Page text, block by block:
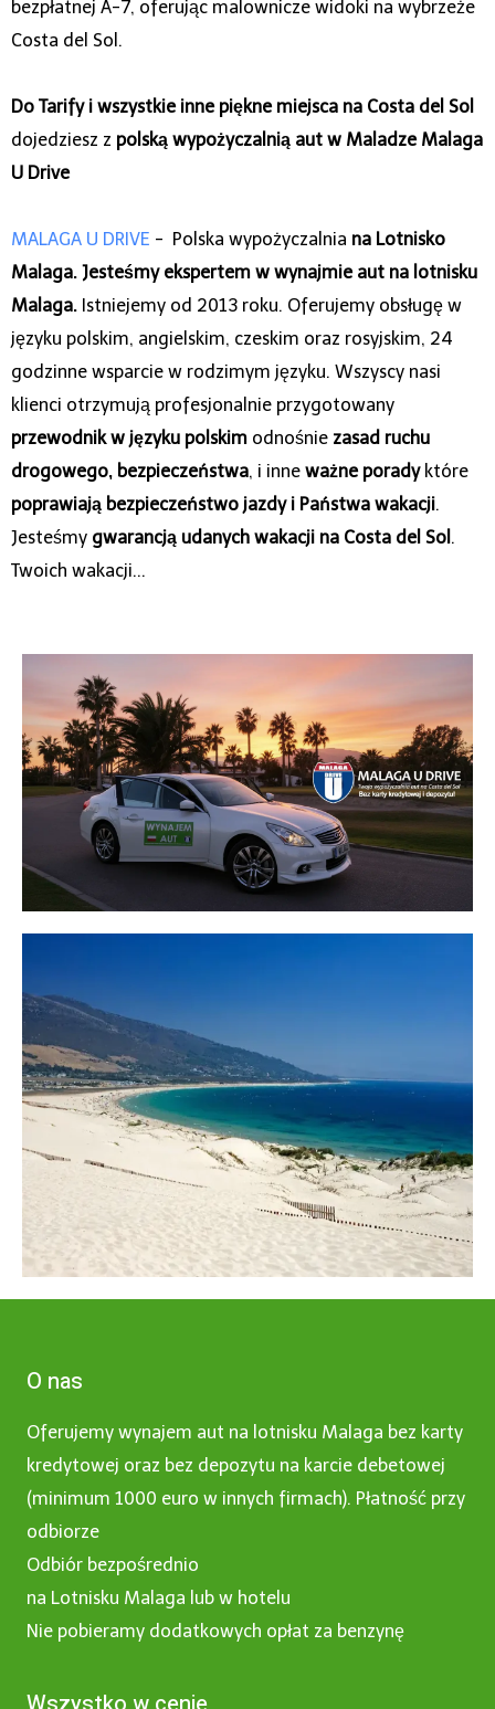
bezpłatnej A-7, oferując malownicze widoki na wybrzeże
Costa del Sol.
Do Tarify i wszystkie inne piękne miejsca na Costa del Sol
dojedziesz z polską wypożyczalnią aut w Maladze Malaga
U Drive
MALAGA U DRIVE - Polska wypożyczalnia na Lotnisko
Malaga. Jesteśmy ekspertem w wynajmie aut na lotnisku
Malaga. Istniejemy od 2013 roku. Oferujemy obsługę w
języku polskim, angielskim, czeskim oraz rosyjskim, 24
godzinne wsparcie w rodzimym języku. Wszyscy nasi
klienci otrzymują profesjonalnie przygotowany
przewodnik w języku polskim odnośnie zasad ruchu
drogowego, bezpieczeństwa, i inne ważne poradyktóre
poprawiają bezpieczeństwo jazdy i Państwa wakacji.
Jesteśmy gwarancją udanych wakacji na Costa del Sol .
Twoich wakacji...
O nas
Oferujemy wynajem aut na lotnisku Malaga bez karty
kredytowej oraz bez depozytu na karcie debetowej
(minimum 1000 euro w innych firmach). Płatność przy
odbiorze
Odbiór bezpośrednio
na Lotnisku Malaga lub w hotelu
Nie pobieramy dodatkowych opłat za benzynę